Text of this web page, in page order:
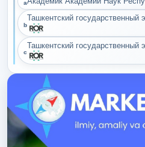
a
b
Ташкентский государственный
c
Ташкентский государственный